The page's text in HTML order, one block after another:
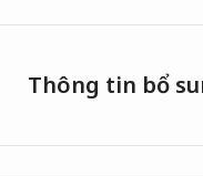
Thông tin bổ